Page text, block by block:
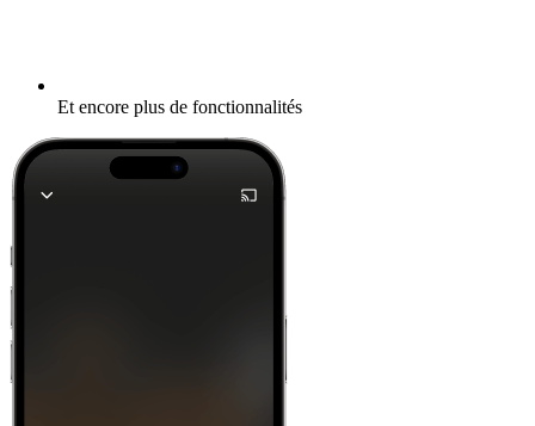
Et encore plus de fonctionnalités